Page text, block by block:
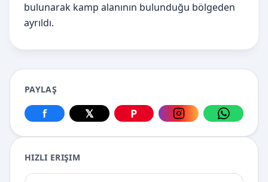
bulunarak kamp alanının bulunduğu bölgeden
ayrıldı.
PAYLAŞ
Facebook üzerinden paylaş
f
X üzerinden paylaş
𝕏
Pinterest üzerinden paylaş
P
Instagram
HIZLI ERIŞIM